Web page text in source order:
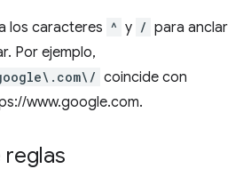
los caracteres ^ y / para anclar
Por ejemplo,
coincide con
www.google.com.
reglas